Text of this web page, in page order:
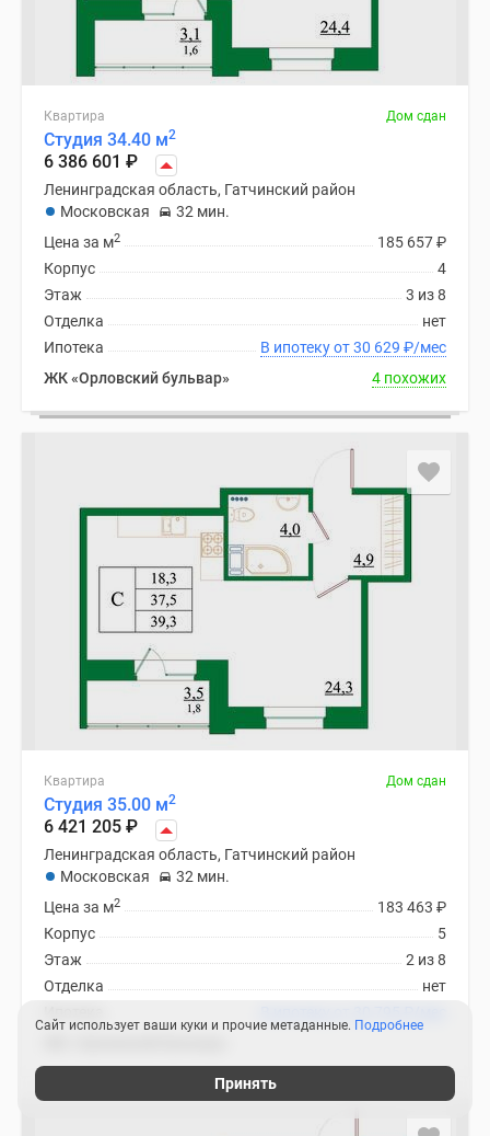
Квартира Дом сдан
Студия 34.40 м2
6 386 601 ₽
Ленинградская область, Гатчинский район
Московская
32 мин.
185 657₽
Цена за м2
4
Корпус
3 из 8
Этаж
нет
Отделка
В ипотеку от 30 629 ₽/мес
Ипотека
ЖК «Орловский бульвар»
4 похожих
Квартира Дом сдан
Студия 35.00 м2
6 421 205 ₽
Ленинградская область, Гатчинский район
Московская
32 мин.
183 463 ₽
Цена за м2
5
Корпус
2 из 8
Этаж
нет
Отделка
Сайт использует ваши куки и прочие метаданные. Подробнее
Принять